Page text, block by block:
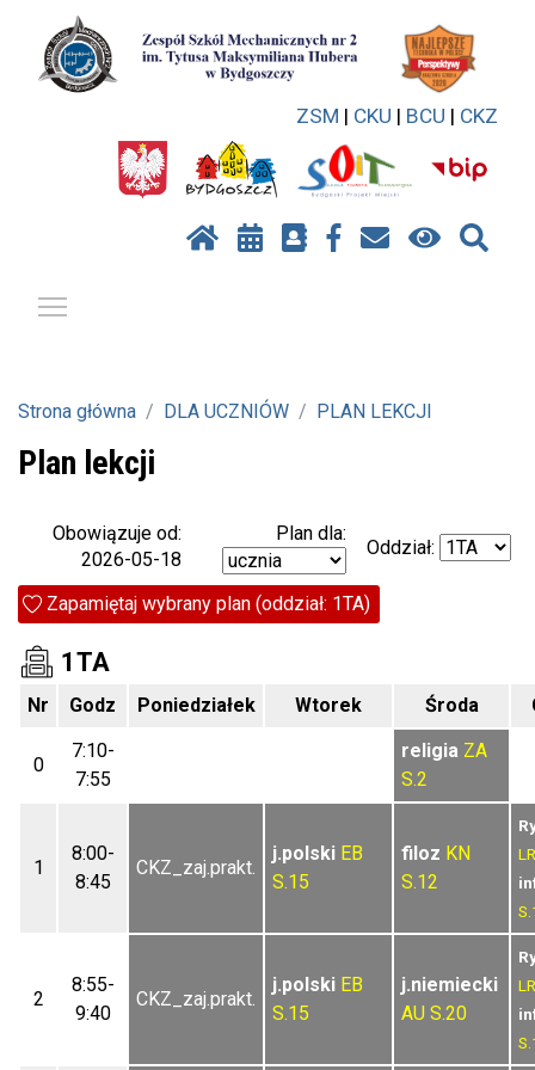
ZSM | CKU | BCU | CKZ
Strona główna DLA UCZNIÓW PLAN LEKCJI
Plan lekcji
Obowiązuje od:
2026-05-18
Plan dla:
Oddział:
Zapamiętaj wybrany plan (oddział: 1TA)
1TA
Nr Godz Poniedziałek Wtorek Środa
0
7:10-
7:55
religia ZA
S.2
1
8:00-
8:45
CKZ_zaj.prakt.
j.polski EB
S.15
filoz KN
S.12
LR
2
8:55-
9:40
CKZ_zaj.prakt.
j.polski EB
S.15
j.niemiecki
AU S.20
LR